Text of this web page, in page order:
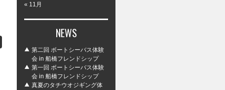
« 11月
NEWS
第二回 ボートシーバス体験
会 in 船橋フレンドシップ
第一回 ボートシーバス体験
会 in 船橋フレンドシップ
真夏のタチウオジギング体